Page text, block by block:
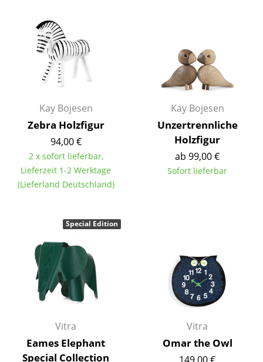
Stapelbetten
Kinderbetten
Nachttische & Bettzubehör
... alle Betten
Uhren
Spiegel
Tabletts
Büroutensilien
Aufbewahrungsboxen
Decken
Kissen
Kay Bojesen
Zebra Holzfigur
94,00 €
2 x sofort lieferbar,
Lieferzeit 1-2 Werktage
(Lieferland Deutschland)
Kay Bojesen
Unzertrennliche
Holzfigur
ab 99,00 €
Sofort lieferbar
Vitra
Eames Elephant
Special Collection
Special Edition
Vitra
Omar the Owl